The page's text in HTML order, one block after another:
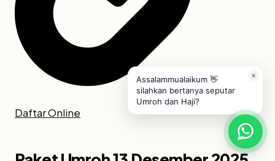
Daftar Online
Assalammualaikum 👋
silahkan bertanya seputar
Umroh dan Haji?